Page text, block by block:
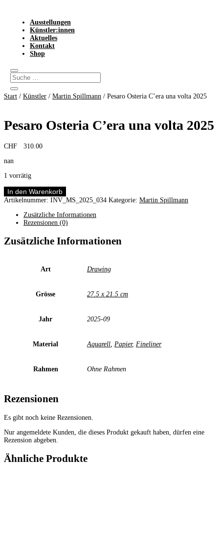
Ausstellungen
Künstler:innen
Aktuelles
Kontakt
Shop
Start / Künstler / Martin Spillmann / Pesaro Osteria C’era una volta 2025
Pesaro Osteria C’era una volta 2025
CHF
310.00
nan
1 vorrätig
Pesaro
Osteria
volta
Menge
In den Warenkorb
Artikelnummer: INV_MS_2025_034 Kategorie: Martin Spillmann
Zusätzliche Informationen
Rezensionen (0)
Zusätzliche Informationen
Art Drawing
Grösse 27.5 x 21.5 cm
Jahr 2025-09
Material Aquarell Papier, Fineliner
Rahmen Ohne Rahmen
Rezensionen
Es gibt noch keine Rezensionen.
Nur angemeldete Kunden, die dieses Produkt gekauft haben, dürfen eine
Rezension abgeben.
Ähnliche Produkte